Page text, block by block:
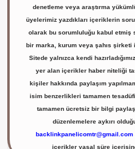
denetleme veya araştırma
üyelerimiz yazdıkları içeriklerin
olarak bu sorumluluğu kabul etmiş
bir marka, kurum veya şahıs şirketi
Sitede yalnızca kendi
yer alan içerikler haber niteliği
kişiler hakkında paylaşım
isim benzerlikleri tamamen
tamamen ücretsiz bir bilgi
düzenlemelere aykırı
backlinkpanelicomtr@gmail.com
içerikler yasal süre